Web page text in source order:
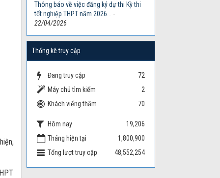
Thông báo về việc đăng ký dự thi Kỳ thi
tốt nghiệp THPT năm 2026...
-
22/04/2026
Thống kê truy cập
Đang truy cập
72
Máy chủ tìm kiếm
2
Khách viếng thăm
70
Hôm nay
19,206
Tháng hiện tại
1,800,900
Tổng lượt truy cập
48,552,254